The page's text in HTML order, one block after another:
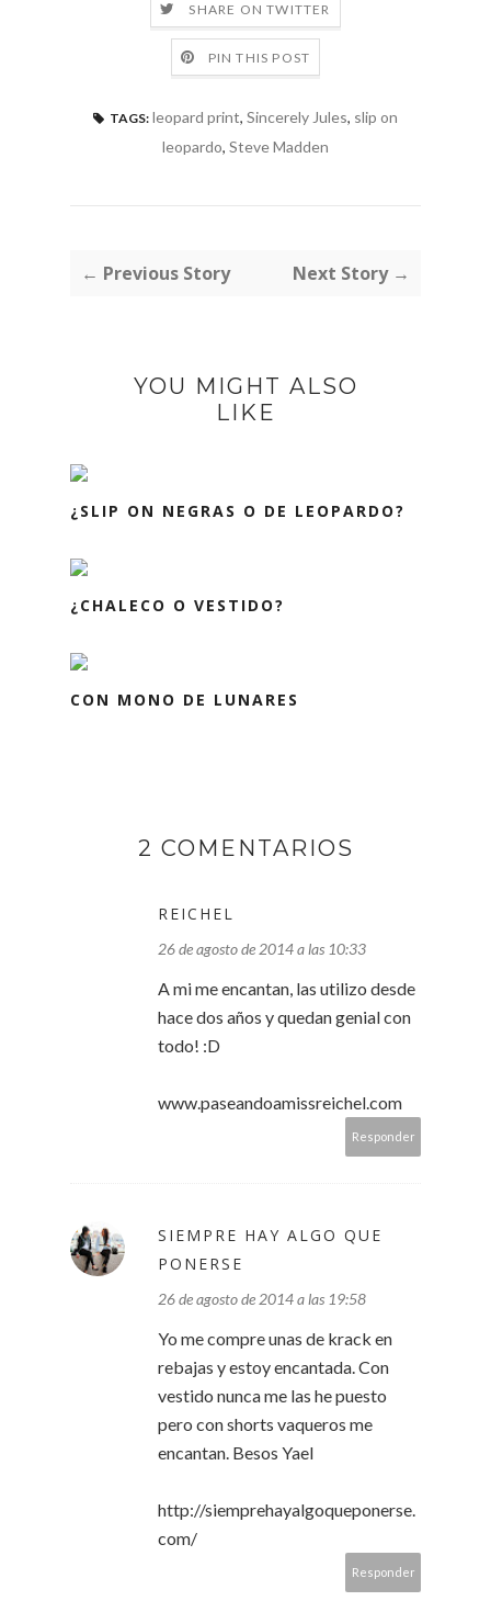
SHARE ON TWITTER
PIN THIS POST
TAGS: leopard print, Sincerely Jules, slip on
leopardo, Steve Madden
← Previous Story Next Story →
YOU MIGHT ALSO
LIKE
¿SLIP ON NEGRAS O DE LEOPARDO?
¿CHALECO O VESTIDO?
CON MONO DE LUNARES
2 COMENTARIOS
REICHEL
26 de agosto de 2014 a las 10:33
A mi me encantan, las utilizo desde
hace dos años y quedan genial con
todo! :D
www.paseandoamissreichel.com
Responder
SIEMPRE HAY ALGO QUE
PONERSE
26 de agosto de 2014 a las 19:58
Yo me compre unas de krack en
rebajas y estoy encantada. Con
vestido nunca me las he puesto
pero con shorts vaqueros me
encantan. Besos Yael
http://siemprehayalgoqueponerse.
com/
Responder